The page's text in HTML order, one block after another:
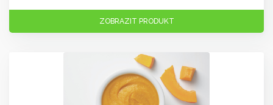
ZOBRAZIT PRODUKT